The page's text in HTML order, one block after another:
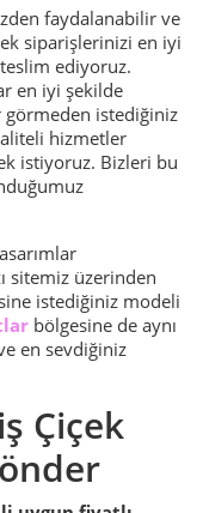
faydalanabilir ve
siparişlerinizi en iyi
ediyoruz.
en iyi şekilde
istediğiniz
hizmetler
istiyoruz. Bizleri bu
sitemiz üzerinden
istediğiniz modeli
bölgesine de aynı
en sevdiğiniz
Çiçek